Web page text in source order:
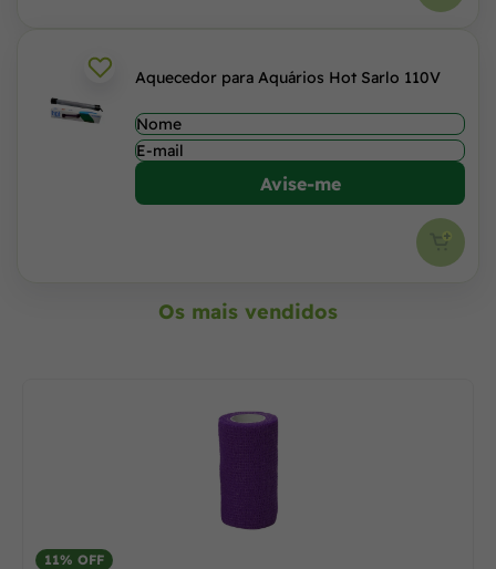
Aquecedor para Aquários Hot Sarlo 110V
Avise-me
Os mais vendidos
11% OFF